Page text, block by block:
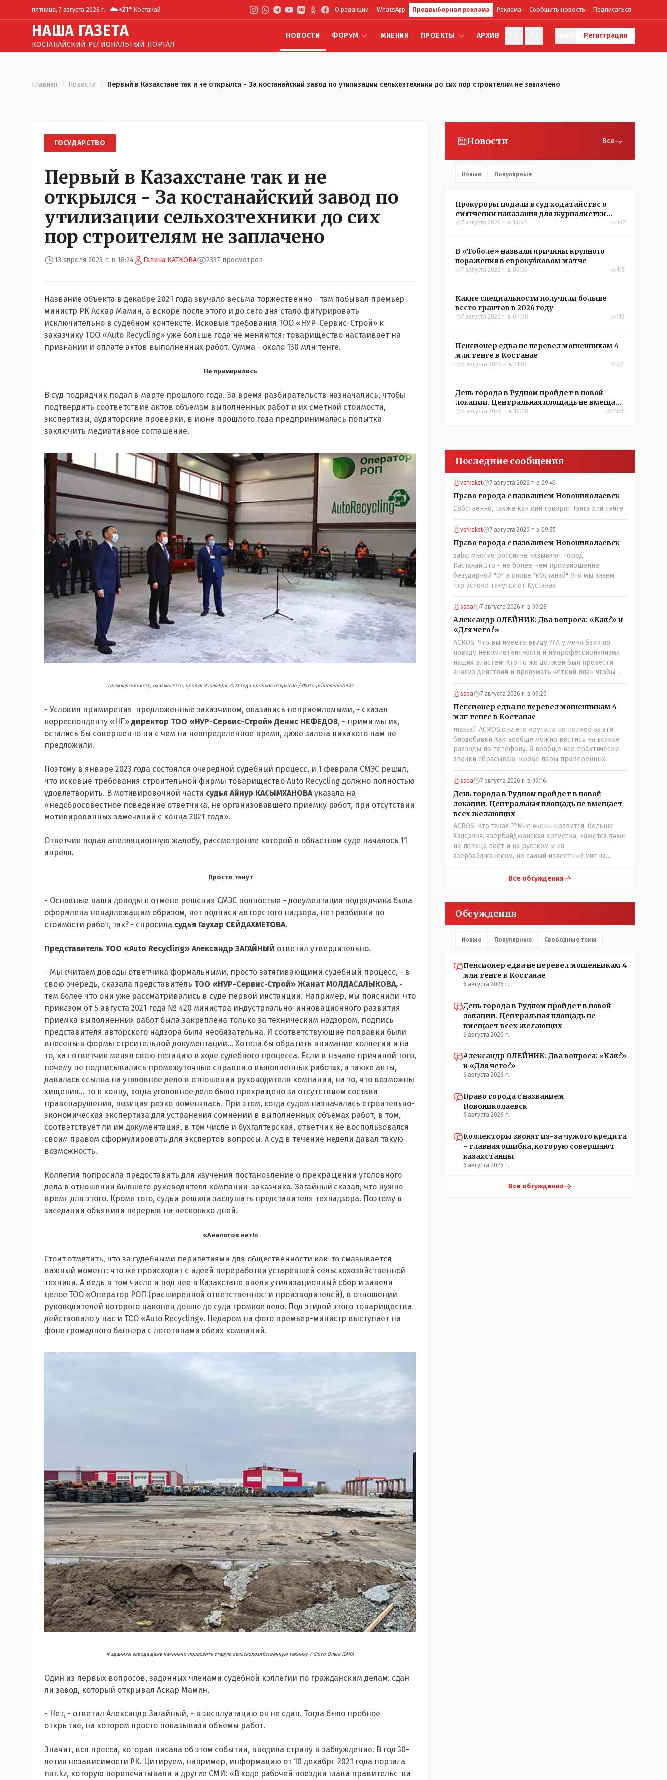
пятница, 7 августа 2026 г. ☁️+21° Костанай О редакции WhatsApp Предвыборная реклама Реклама Сообщить новость Подписаться
НАША ГАЗЕТА
КОСТАНАЙСКИЙ РЕГИОНАЛЬНЫЙ ПОРТАЛ
НОВОСТИ ФОРУМ МНЕНИЯ ПРОЕКТЫ АРХИВ Регистрация
Главная / Новости / Первый в Казахстане так и не открылся - За костанайский завод по утилизации сельхозтехники до сих пор строителям не заплачено
ГОСУДАРСТВО
Первый в Казахстане так и не
открылся - За костанайский завод по
утилизации сельхозтехники до сих
пор строителям не заплачено
13 апреля 2023 г. в 18:24 Галина КАТКОВА 2337 просмотров
Название объекта в декабре 2021 года звучало весьма торжественно - там побывал премьер-
министр РК Аскар Мамин, а вскоре после этого и до сего дня стало фигурировать
исключительно в судебном контексте. Исковые требования ТОО «НУР-Сервис-Строй» к
заказчику ТОО «Auto Recycling» уже больше года не меняются: товарищество настаивает на
признании и оплате актов выполненных работ. Сумма - около 130 млн тенге.
Не примирились
В суд подрядчик подал в марте прошлого года. За время разбирательств назначались, чтобы
подтвердить соответствие актов объемам выполненных работ и их сметной стоимости,
экспертизы, аудиторские проверки, в июне прошлого года предпринималась попытка
заключить медиативное соглашение.
Премьер-министр, оказывается, провел 9 декабря 2021 года пробное открытие / Фото primeminister.kz
- Условия примирения, предложенные заказчиком, оказались неприемлемыми, - сказал
корреспонденту «НГ» директор ТОО «НУР-Сервис-Строй» Денис НЕФЕДОВ, - прими мы их,
остались бы совершенно ни с чем на неопределенное время, даже залога никакого нам не
предложили.
Поэтому в январе 2023 года состоялся очередной судебный процесс, и 1 февраля СМЭС решил,
что исковые требования строительной фирмы товарищество Auto Recycling должно полностью
удовлетворить. В мотивировочной части судья Айнур КАСЫМХАНОВАуказала на
«недобросовестное поведение ответчика, не организовавшего приемку работ, при отсутствии
мотивированных замечаний с конца 2021 года».
Ответчик подал апелляционную жалобу, рассмотрение которой в областном суде началось 11
апреля.
Просто тянут
- Основные ваши доводы к отмене решения СМЭС полностью - документация подрядчика была
оформлена ненадлежащим образом, нет подписи авторского надзора, нет разбивки по
стоимости работ, так? - спросила судья Гаухар СЕЙДАХМЕТОВА.
Представитель ТОО «Auto Recycling» Александр ЗАГАЙНЫЙ ответил утвердительно.
- Мы считаем доводы ответчика формальными, просто затягивающими судебный процесс, - в
свою очередь, сказала представитель ТОО «НУР-Сервис-Строй» Жанат МОЛДАСАЛЫКОВА, -
тем более что они уже рассматривались в суде первой инстанции. Например, мы пояснили, что
приказом от 5 августа 2021 года № 420 министра индустриально-инновационного развития
приемка выполненных работ была закреплена только за техническим надзором, подпись
представителя авторского надзора была необязательна. И соответствующие поправки были
внесены в формы строительной документации... Хотела бы обратить внимание коллегии и на
то, как ответчик менял свою позицию в ходе судебного процесса. Если в начале причиной того,
почему не подписывались промежуточные справки о выполненных работах, а также акты,
давалась ссылка на уголовное дело в отношении руководителя компании, на то, что возможны
хищения... то к концу, когда уголовное дело было прекращено за отсутствием состава
правонарушения, позиция резко поменялась. При этом, когда судом назначалась строительно-
экономическая экспертиза для устранения сомнений в выполненных объемах работ, в том,
соответствует ли им документация, в том числе и бухгалтерская, ответчик не воспользовался
своим правом сформулировать для экспертов вопросы. А суд в течение недели давал такую
возможность.
Коллегия попросила предоставить для изучения постановление о прекращении уголовного
дела в отношении бывшего руководителя компании-заказчика. Загайный сказал, что нужно
время для этого. Кроме того, судьи решили заслушать представителя технадзора. Поэтому в
заседании объявили перерыв на несколько дней.
«Аналогов нет!»
Стоит отметить, что за судебными перипетиями для общественности как-то смазывается
важный момент: что же происходит с идеей переработки устаревшей сельскохозяйственной
техники. А ведь в том числе и под нее в Казахстане ввели утилизационный сбор и завели
целое ТОО «Оператор РОП (расширенной ответственности производителей), в отношении
руководителей которого наконец дошло до суда громкое дело. Под эгидой этого товарищества
действовало у нас и ТОО «Auto Recycling». Недаром на фото премьер-министр выступает на
фоне громадного баннера с логотипами обеих компаний.
К зданиям завода даже начинали подвозить старую сельскохозяйственную технику / Фото Олега ПАКА
Один из первых вопросов, заданных членами судебной коллегии по гражданским делам: сдан
ли завод, который открывал Аскар Мамин.
- Нет, - ответил Александр Загайный, - в эксплуатацию он не сдан. Тогда было пробное
открытие, на котором просто показывали объемы работ.
Значит, вся пресса, которая писала об этом событии, вводила страну в заблуждение. В год 30-
летия независимости РК. Цитируем, например, информацию от 10 декабря 2021 года портала
nur.kz, которую перепечатывали и другие СМИ: «В ходе рабочей поездки глава правительства
Новости Все
Новые Популярные
Прокуроры подали в суд ходатайство о
смягчении наказания для журналистки
Александры Алёховой
7 августа 2026 г. в 10:42 147
В «Тоболе» назвали причины крупного
поражения в еврокубковом матче
7 августа 2026 г. в 09:55 115
Какие специальности получили больше
всего грантов в 2026 году
7 августа 2026 г. в 09:00 119
Пенсионер едва не перевел мошенникам 4
млн тенге в Костанае
6 августа 2026 г. в 21:07 431
День города в Рудном пройдет в новой
локации. Центральная площадь не вмещает
всех желающих
6 августа 2026 г. в 19:08 2565
Последние сообщения
vofkakst 7 августа 2026 г. в 09:43
Право города с названием Новониколаевск
Собственно, также как они говорят Тэнгэ или тэнге
vofkakst 7 августа 2026 г. в 09:35
Право города с названием Новониколаевск
saba: многие россияне называют город
Кастанай,Это - не более, чем произношение
безударной "О" в слове "кОстанай" Это мы знаем,
что истоки тянутся от Кустаная
saba 7 августа 2026 г. в 09:28
Александр ОЛЕЙНИК: Два вопроса: «Как?» и
«Для чего?»
ACROS: Что вы имеете ввиду ??А у меня бзик по
поводу некомпетентности и непрофессионализма
наших властей! Кто то же должен был провести
анализ действий и продумать чёткий план чтобы
комар носа не подточил! Но тут явно спешили, а в
аналитическом центре либо кто то из
Мальдивы уехал, либо всё вместе! Пока
прокатывает по вышеизложенным Вами причинам,
просто обстоятельства немного меняются по
сравнению с Назарбаевскими временами, власти
решили пощупать кошелёк населения, а это уже
неизвестная в уравнении взаимоотношений власти
и народа! Тут бы как раз специалист-аналитик и
пригодился бы!
saba 7 августа 2026 г. в 09:20
Пенсионер едва не перевел мошенникам 4
млн тенге в Костанае
maxsaf: ACROS:они его крутили по полной за эти
биодобавки.Как вообще можно вестись на всякие
разводы по телефону. Я вообще все практически
звонки сбрасываю, кроме пары проверенных
контактов. Один раз мне мой банк позвонил, не
мошенники. Я приехал туда, в банк, нашел того, кто
мне звонил, притащил к главному менеджеру и
обоим сказал: ещё один такой звонок, без разницы,
какая причина, и я счета свои у вас позакрываю.
Остальные входящие сразу в бан, по умолчанию для
меня любой входящий - Скам, пока не доказано
обратное - Zero trust. Все созвоны - только на
верифицируемые номера.Всё верно, я тоже так
поступаю,но увы любопытство ещё никто не
все равно меня допрашивает:" Кто звонил? От кого
saba 7 августа 2026 г. в 09:16
День города в Рудном пройдет в новой
локации. Центральная площадь не вмещает
всех желающих
ACROS: Кто такая ??Мне очень нравится, больше
Хаддавэя, азербайджанская артистка, кажется даже
не певица поёт и на русском и на
азербайджанском, но самый известный хит на
Все обсуждения
Обсуждения
Новые Популярные Свободные темы
Пенсионер едва не перевел мошенникам 4
млн тенге в Костанае
6 августа 2026 г.
День города в Рудном пройдет в новой
локации. Центральная площадь не
вмещает всех желающих
6 августа 2026 г.
Александр ОЛЕЙНИК: Два вопроса: «Как?»
и «Для чего?»
6 августа 2026 г.
Право города с названием
Новониколаевск
6 августа 2026 г.
Коллекторы звонят из-за чужого кредита
– главная ошибка, которую совершают
казахстанцы
6 августа 2026 г.
Все обсуждения